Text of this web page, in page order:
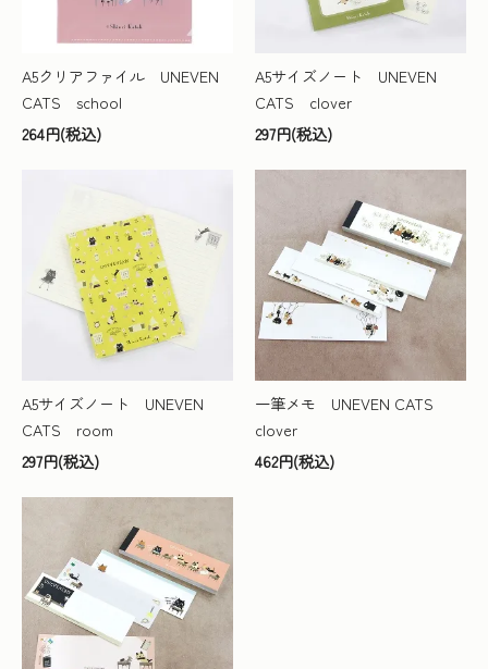
A5クリアファイル UNEVEN
CATS school
264円(税込)
A5サイズノート UNEVEN
CATS clover
297円(税込)
A5サイズノート UNEVEN
CATS room
297円(税込)
一筆メモ UNEVEN CATS
clover
462円(税込)